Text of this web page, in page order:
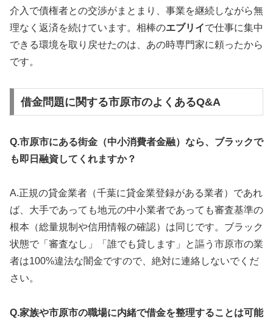
介入で債権者との交渉がまとまり、事業を継続しながら無
理なく返済を続けています。相棒のエブリイで仕事に集中
できる環境を取り戻せたのは、あの時専門家に頼ったから
です。
借金問題に関する市原市のよくあるQ&A
Q.市原市にある街金（中小消費者金融）なら、ブラックで
も即日融資してくれますか？
A.正規の貸金業者（千葉に貸金業登録がある業者）であれ
ば、大手であっても地元の中小業者であっても審査基準の
根本（総量規制や信用情報の確認）は同じです。ブラック
状態で「審査なし」「誰でも貸します」と謳う市原市の業
者は100%違法な闇金ですので、絶対に連絡しないでくだ
さい。
Q.家族や市原市の職場に内緒で借金を整理することは可能